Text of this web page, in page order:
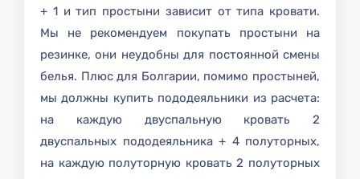
+ 1 и тип простыни зависит от типа кровати.
Мы не рекомендуем покупать простыни на
резинке, они неудобны для постоянной смены
белья. Плюс для Болгарии, помимо простыней,
мы должны купить пододеяльники из расчета:
на каждую двуспальную кровать 2
двуспальных пододеяльника + 4 полуторных,
на каждую полуторную кровать 2 полуторных